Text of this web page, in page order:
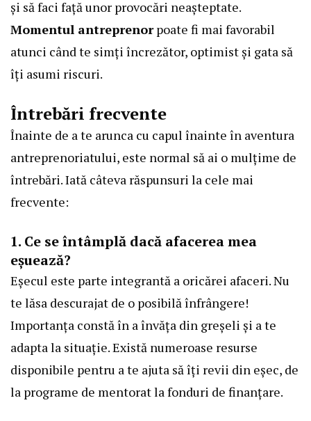
și să faci față unor provocări neașteptate.
Momentul antreprenorpoate fi mai favorabil
atunci când te simți încrezător, optimist și gata să
îți asumi riscuri.
Întrebări frecvente
Înainte de a te arunca cu capul înainte în aventura
antreprenoriatului, este normal să ai o mulțime de
întrebări. Iată câteva răspunsuri la cele mai
frecvente:
1. Ce se întâmplă dacă afacerea mea
eșuează?
Eșecul este parte integrantă a oricărei afaceri. Nu
te lăsa descurajat de o posibilă înfrângere!
Importanța constă în a învăța din greșeli și a te
adapta la situație. Există numeroase resurse
disponibile pentru a te ajuta să îți revii din eșec, de
la programe de mentorat la fonduri de finanțare.